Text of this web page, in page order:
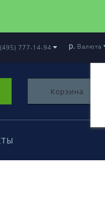
777-14-94 р. Валюта
Корзина